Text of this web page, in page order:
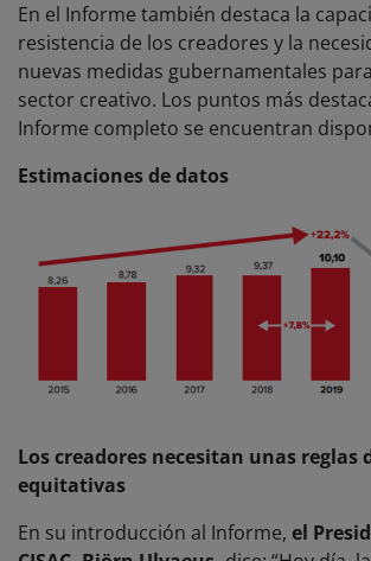
En el Informe también destaca la
resistencia de los creadores y la
nuevas medidas gubernamentales
sector creativo. Los puntos más
Informe completo se encuentran
Estimaciones de datos
Los creadores necesitan unas reglas
equitativas
En su introducción al Informe, el